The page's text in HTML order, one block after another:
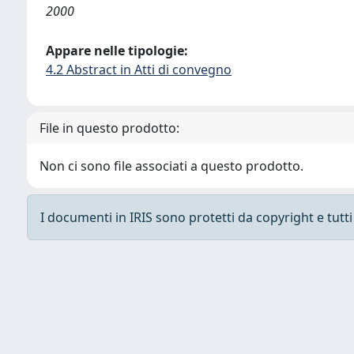
2000
Appare nelle tipologie:
4.2 Abstract in Atti di convegno
File in questo prodotto:
Non ci sono file associati a questo prodotto.
I documenti in IRIS sono protetti da copyright e